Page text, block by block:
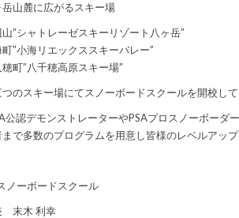
岳山麓に広がるスキー場
山”シャトレーゼスキーリゾート八ヶ岳”
”小海リエックススキーバレー”
町”八千穂高原スキー場”
つのスキー場にてスノーボードスクールを開校し
公認デモンストレーターやPSAプロスノーボー
まで多数のプログラムを用意し皆様のレベルアッ
ノーボードスクール
末木 利幸